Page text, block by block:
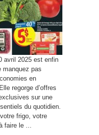
avril 2025 est enfin
manquez pas
en
regorge d’offres
sur une
du quotidien.
frigo, votre
faire le ...